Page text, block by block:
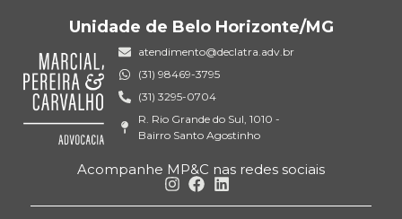
Unidade de Belo Horizonte/MG
atendimento@declatra.adv.br
(31) 98469-3795
(31) 3295-0704
R. Rio Grande do Sul, 1010 -
Bairro Santo Agostinho
Acompanhe MP&C nas redes sociais